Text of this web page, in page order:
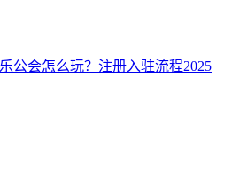
公会怎么玩？注册入驻流程2025